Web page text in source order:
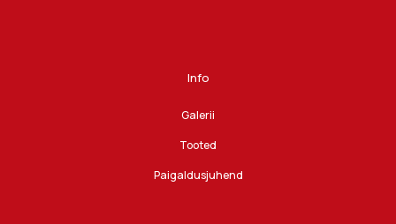
Info
Galerii
Tooted
Paigaldusjuhend